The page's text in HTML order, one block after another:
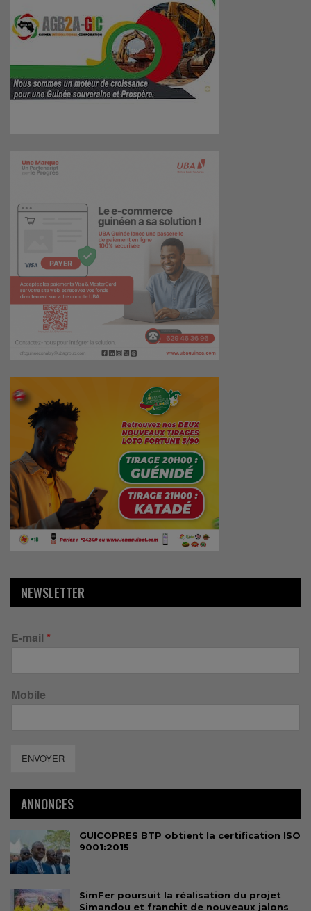
NEWSLETTER
E-mail *
Mobile
ENVOYER
ANNONCES
GUICOPRES BTP obtient la certification ISO
9001:2015
SimFer poursuit la réalisation du projet
Simandou et franchit de nouveaux jalons